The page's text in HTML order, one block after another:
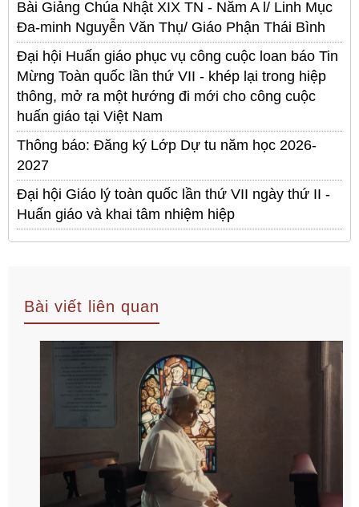
Bài Giảng Chúa Nhật XIX TN - Năm A l/ Linh Mục
Đa-minh Nguyễn Văn Thụ/ Giáo Phận Thái Bình
Đại hội Huấn giáo phục vụ công cuộc loan báo Tin
Mừng Toàn quốc lần thứ VII - khép lại trong hiệp
thông, mở ra một hướng đi mới cho công cuộc
huấn giáo tại Việt Nam
Thông báo: Đăng ký Lớp Dự tu năm học 2026-
2027
Đại hội Giáo lý toàn quốc lần thứ VII ngày thứ II -
Huấn giáo và khai tâm nhiệm hiệp
Bài viết liên quan